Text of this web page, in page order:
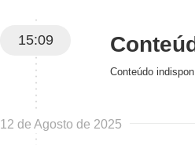
15:09
Conteúdo
12 de Agosto de 2025